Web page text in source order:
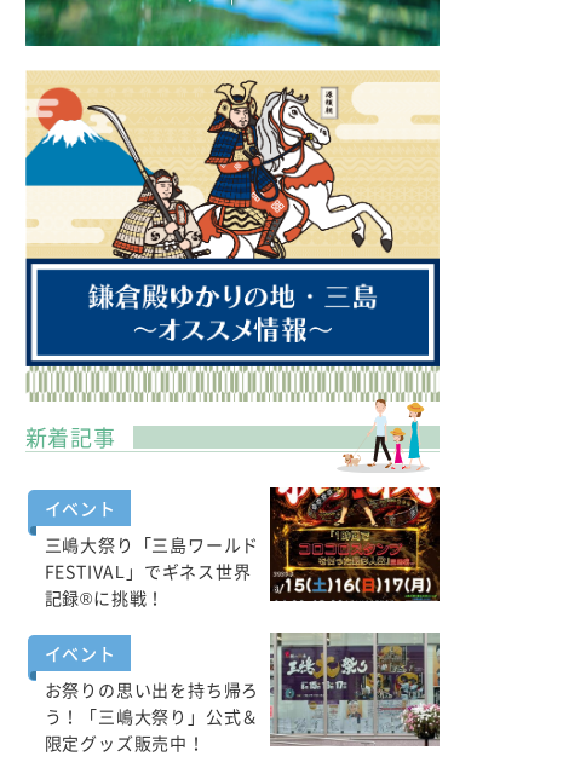
新着記事
イベント
三嶋大祭り「三島ワールド
FESTIVAL」でギネス世界
記録®に挑戦！
イベント
お祭りの思い出を持ち帰ろ
う！「三嶋大祭り」公式＆
限定グッズ販売中！